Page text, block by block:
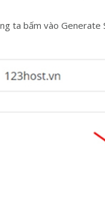
ta bấm vào Generate